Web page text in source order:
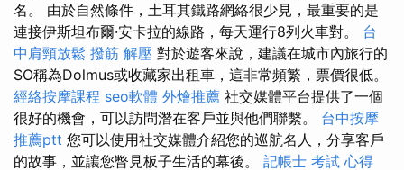
名。 由於自然條件，土耳其鐵路網絡很少見，最重要的是
連接伊斯坦布爾·安卡拉的線路，每天運行8列火車對。 台
中肩頸放鬆 撥筋 解壓 對於遊客來說，建議在城市內旅行的
SO稱為Dolmus或收藏家出租車，這非常頻繁，票價很低。
經絡按摩課程 seo軟體 外燴推薦 社交媒體平台提供了一個
很好的機會，可以訪問潛在客戶並與他們聯繫。 台中按摩
推薦ptt 您可以使用社交媒體介紹您的巡航名人，分享客戶
的故事，並讓您瞥見板子生活的幕後。 記帳士 考試 心得